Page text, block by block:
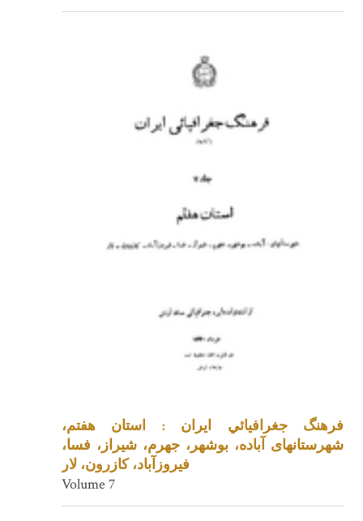
فرهنگ جغرافيائي ايران : استان هفتم،
شهرستانهای آباده، بوشهر، جهرم، شیراز، فسا،
فیروزآباد، کازرون، لار
Volume 7